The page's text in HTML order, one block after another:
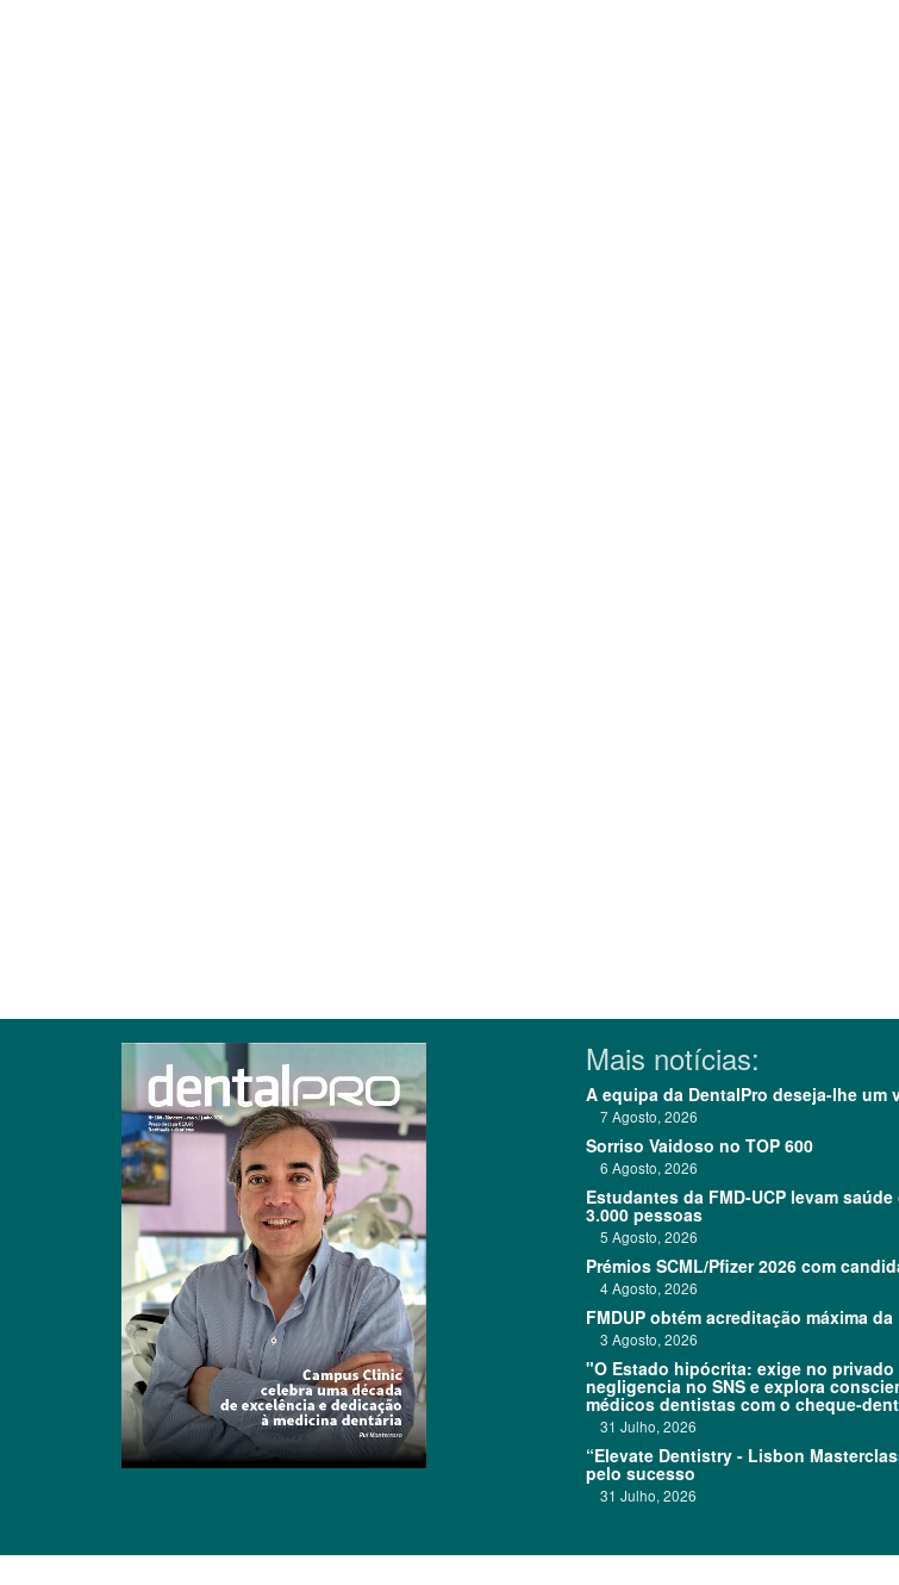
Clique para ler
Mais notícias:
A equipa da DentalPro deseja-lhe um
7 Agosto, 2026
Sorriso Vaidoso no TOP 600
6 Agosto, 2026
Estudantes da FMD-UCP levam
3.000 pessoas
5 Agosto, 2026
Prémios SCML/Pfizer 2026 com
4 Agosto, 2026
FMDUP obtém acreditação máxima da
3 Agosto, 2026
"O Estado hipócrita: exige no privado
negligencia no SNS e explora
médicos dentistas com o cheque-
31 Julho, 2026
“Elevate Dentistry - Lisbon
pelo sucesso
31 Julho, 2026